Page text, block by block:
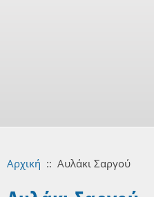
Αρχική :: Αυλάκι Σαργού